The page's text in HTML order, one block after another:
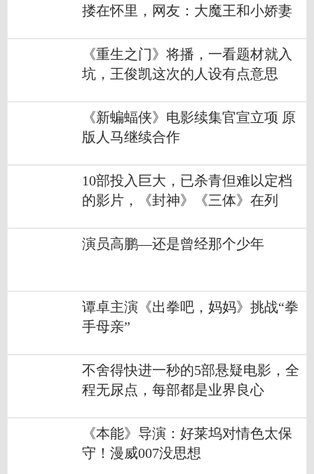
搂在怀里，网友：大魔王和小娇妻
《重生之门》将播，一看题材就入
坑，王俊凯这次的人设有点意思
《新蝙蝠侠》电影续集官宣立项 原
版人马继续合作
10部投入巨大，已杀青但难以定档
的影片，《封神》《三体》在列
演员高鹏—还是曾经那个少年
谭卓主演《出拳吧，妈妈》挑战“拳
手母亲”
不舍得快进一秒的5部悬疑电影，全
程无尿点，每部都是业界良心
《本能》导演：好莱坞对情色太保
守！漫威007没思想